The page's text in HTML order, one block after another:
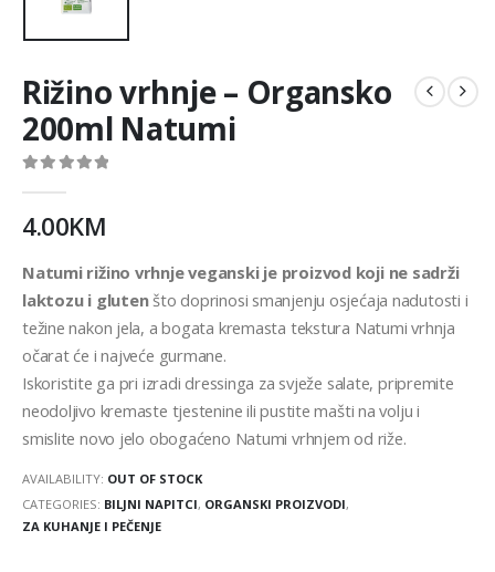
Rižino vrhnje – Organsko
200ml Natumi
4.00KM
Natumi rižino vrhnje veganski je proizvod koji ne sadrži
laktozu i glutenšto doprinosi smanjenju osjećaja nadutosti i
težine nakon jela, a bogata kremasta tekstura Natumi vrhnja
očarat će i najveće gurmane.
Iskoristite ga pri izradi dressinga za svježe salate, pripremite
neodoljivo kremaste tjestenine ili pustite mašti na volju i
smislite novo jelo obogaćeno Natumi vrhnjem od riže.
AVAILABILITY: OUT OF STOCK
CATEGORIES: BILJNI NAPITCI, ORGANSKI PROIZVODI,
ZA KUHANJE I PEČENJE